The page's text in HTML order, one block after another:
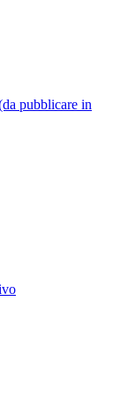
pubblicare in